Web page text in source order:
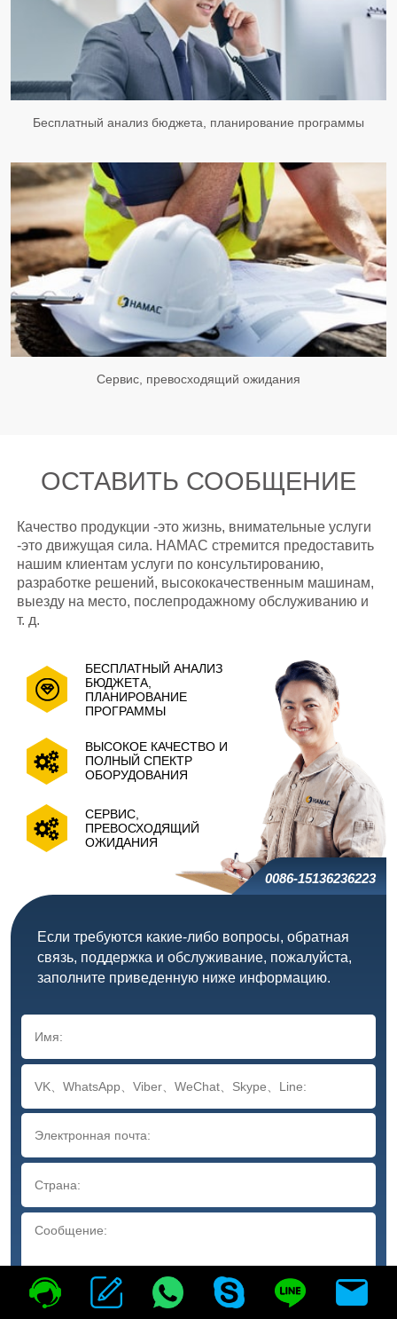
Бесплатный анализ бюджета, планирование программы
Сервис, превосходящий ожидания
ОСТАВИТЬ СООБЩЕНИЕ
Качество продукции -это жизнь, внимательные услуги
-это движущая сила. HAMAC стремится предоставить
нашим клиентам услуги по консультированию,
разработке решений, высококачественным машинам,
выезду на место, послепродажному обслуживанию и
т. д.
БЕСПЛАТНЫЙ АНАЛИЗ
БЮДЖЕТА,
ПЛАНИРОВАНИЕ
ПРОГРАММЫ
ВЫСОКОЕ КАЧЕСТВО И
ПОЛНЫЙ СПЕКТР
ОБОРУДОВАНИЯ
СЕРВИС,
ПРЕВОСХОДЯЩИЙ
ОЖИДАНИЯ
0086-15136236223
Если требуются какие-либо вопросы, обратная
связь, поддержка и обслуживание, пожалуйста,
заполните приведенную ниже информацию.